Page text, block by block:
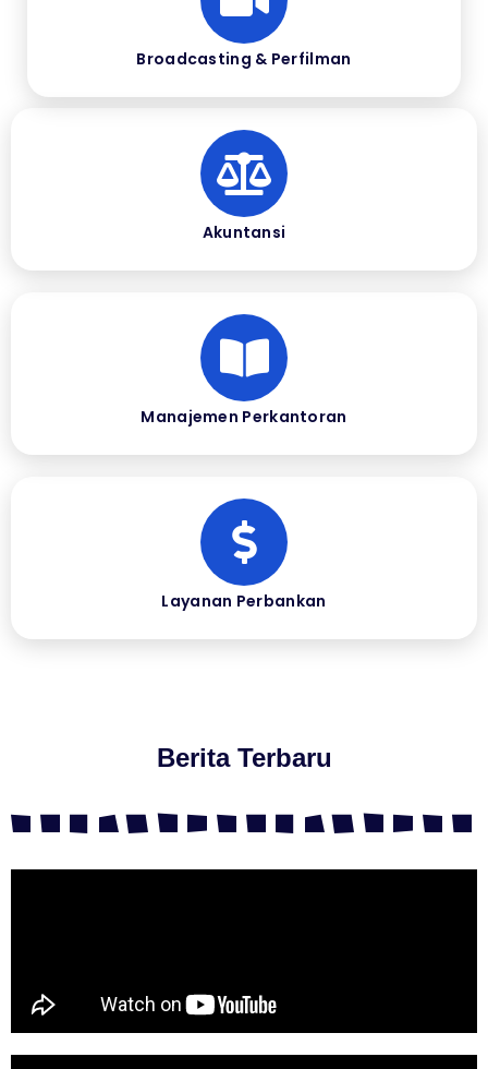
Broadcasting & Perfilman
Akuntansi
Manajemen Perkantoran
Layanan Perbankan
Berita Terbaru